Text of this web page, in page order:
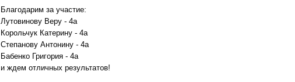
Благодарим за участие:
Лутовинову Веру - 4а
Корольчук Катерину - 4а
Степанову Антонину - 4а
Бабенко Григория - 4а
и ждем отличных результатов!